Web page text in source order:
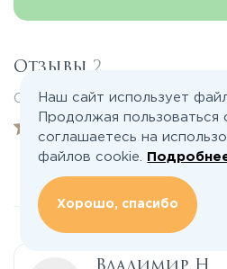
Отзывы 2
Средняя оценка пользователей:
Все отзывы
Наш сайт использует
Продолжая пользоваться
соглашаетесь на
файлов cookie.
Хорошо, спасибо